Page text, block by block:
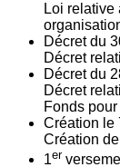
Loi relative
Décret du
Décret
Décret du
Décret
Fonds
Création le
Création
1er